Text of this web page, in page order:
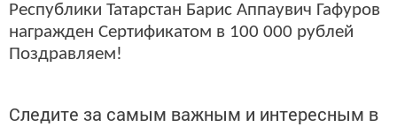
Республики Татарстан Барис Аппаувич Гафуров
награжден Сертификатом в 100 000 рублей
Поздравляем!
Следите за самым важным и интересным в